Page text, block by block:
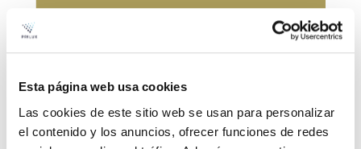
Esta página web usa cookies
Las cookies de este sitio web se usan para personalizar
el contenido y los anuncios, ofrecer funciones de redes
P.V.P. Espagne2025/26